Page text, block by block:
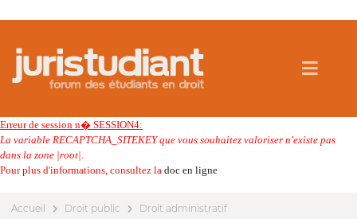
Erreur de session n� SESSION4:
La variable RECAPTCHA_SITEKEY que vous souhaitez valoriser n'existe pas
dans la zone |root|.
Pour plus d'informations, consultez la doc en ligne
Accueil Droit public Droit administratif